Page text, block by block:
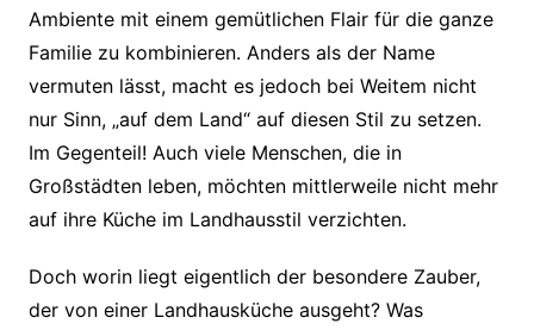
Ambiente mit einem gemütlichen Flair für die ganze
Familie zu kombinieren. Anders als der Name
vermuten lässt, macht es jedoch bei Weitem nicht
nur Sinn, „auf dem Land“ auf diesen Stil zu setzen.
Im Gegenteil! Auch viele Menschen, die in
Großstädten leben, möchten mittlerweile nicht mehr
auf ihre Küche im Landhausstil verzichten.
Doch worin liegt eigentlich der besondere Zauber,
der von einer Landhausküche ausgeht? Was